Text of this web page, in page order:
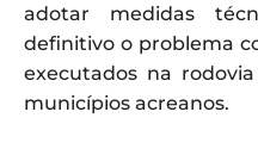
adotar medidas
definitivo o problema
executados na
municípios acreanos.